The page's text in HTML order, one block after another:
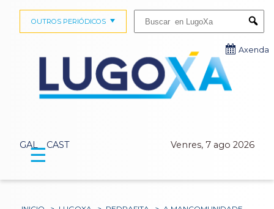
GAL CAST Venres, 7 ago 2026
OUTROS PERIÓDICOS
Axenda
☰